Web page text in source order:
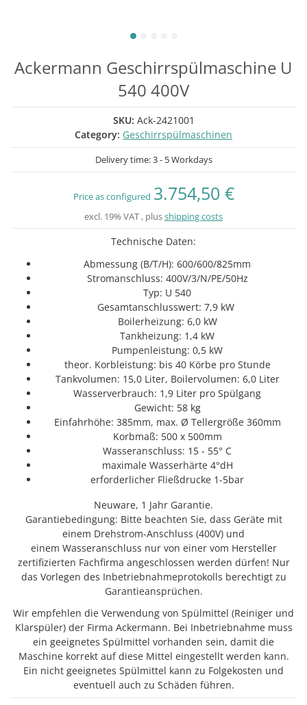
Ackermann Geschirrspülmaschine U
540 400V
SKU: Ack-2421001
Category: Geschirrspülmaschinen
Delivery time:3 - 5 Workdays
Price as configured 3.754,50 €
excl. 19% VAT , plusshipping costs
Technische Daten:
Abmessung (B/T/H): 600/600/825mm
Stromanschluss: 400V/3/N/PE/50Hz
Typ: U 540
Gesamtanschlusswert: 7,9 kW
Boilerheizung: 6,0 kW
Tankheizung: 1,4 kW
Pumpenleistung: 0,5 kW
theor. Korbleistung: bis 40 Körbe pro Stunde
Tankvolumen: 15,0 Liter, Boilervolumen: 6,0 Liter
Wasserverbrauch: 1,9 Liter pro Spülgang
Gewicht: 58 kg
Einfahrhöhe: 385mm, max. Ø Tellergröße 360mm
Korbmaß: 500 x 500mm
Wasseranschluss: 15 - 55° C
maximale Wasserhärte 4°dH
erforderlicher Fließdrucke 1-5bar
Neuware, 1 Jahr Garantie.
Garantiebedingung: Bitte beachten Sie, dass Geräte mit
einem Drehstrom-Anschluss (400V) und
einem Wasseranschluss nur von einer vom Hersteller
zertifizierten Fachfirma angeschlossen werden dürfen! Nur
das Vorlegen des Inbetriebnahmeprotokolls berechtigt zu
Garantieansprüchen.
Wir empfehlen die Verwendung von Spülmittel (Reiniger und
Klarspüler) der Firma Ackermann. Bei Inbetriebnahme muss
ein geeignetes Spülmittel vorhanden sein, damit die
Maschine korrekt auf diese Mittel eingestellt werden kann.
Ein nicht geeignetes Spülmittel kann zu Folgekosten und
eventuell auch zu Schäden führen.